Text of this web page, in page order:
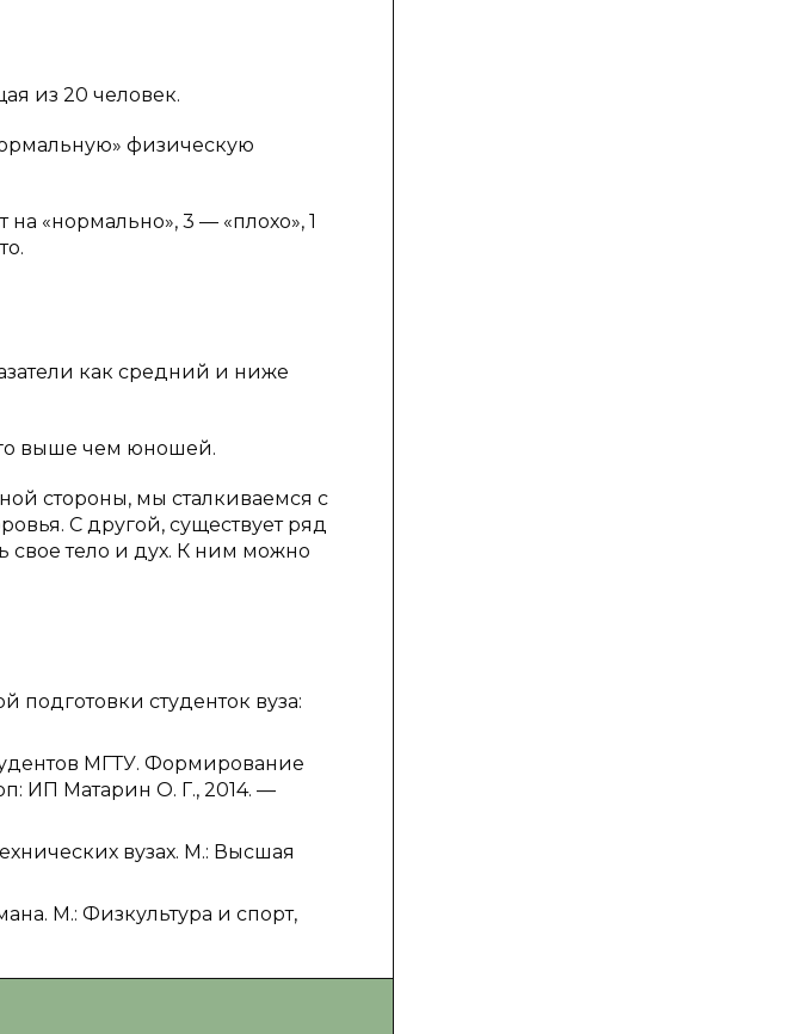
из 20 человек.
физическую
«нормально», 3 — «плохо», 1
как средний и ниже
выше чем юношей.
стороны, мы сталкиваемся с
С другой, существует ряд
свое тело и дух. К ним можно
подготовки студенток вуза:
МГТУ. Формирование
ИП Матарин О. Г., 2014. —
вузах. М.: Высшая
М.: Физкультура и спорт,